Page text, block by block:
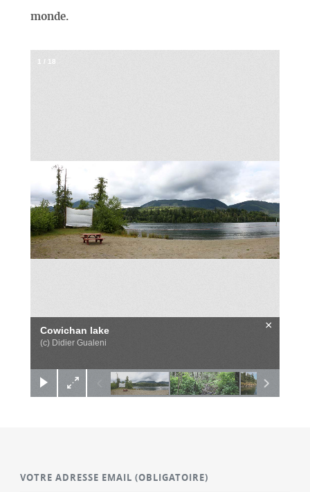
monde.
Cowichan lake
(c) Didier Gualeni
×
1 / 18
VOTRE ADRESSE EMAIL(OBLIGATOIRE)